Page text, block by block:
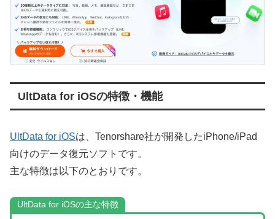
UltData for iOSの特徴・機能
UltData for iOSは、Tenorshare社が開発したiPhone/iPad
向けのデータ復元ソフトです。
主な特徴は以下のとおりです。
UltData for iOSの主な特徴